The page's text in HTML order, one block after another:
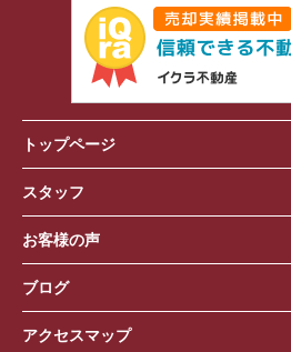
トップページ
スタッフ
お客様の声
ブログ
アクセスマップ